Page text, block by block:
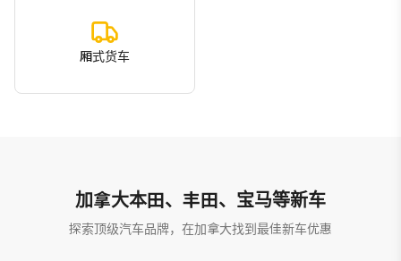
厢式货车
加拿大本田、丰田、宝马等新车
探索顶级汽车品牌，在加拿大找到最佳新车优惠